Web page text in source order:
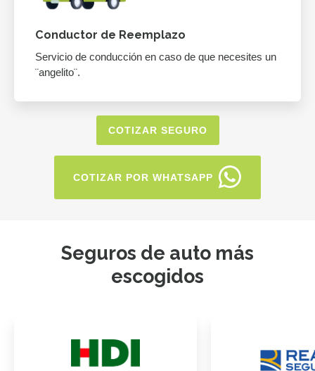
Conductor de Reemplazo
Servicio de conducción en caso de que necesites un
¨angelito¨.
COTIZAR SEGURO
COTIZAR POR WHATSAPP
Seguros de auto más
escogidos